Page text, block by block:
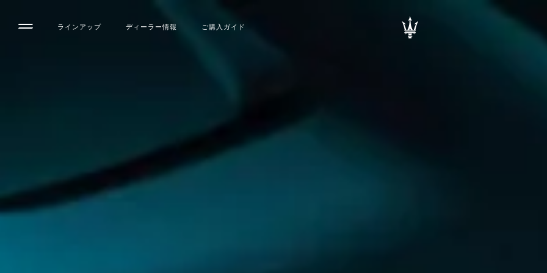
ラインアップ ディーラー情報 ご購入ガイド